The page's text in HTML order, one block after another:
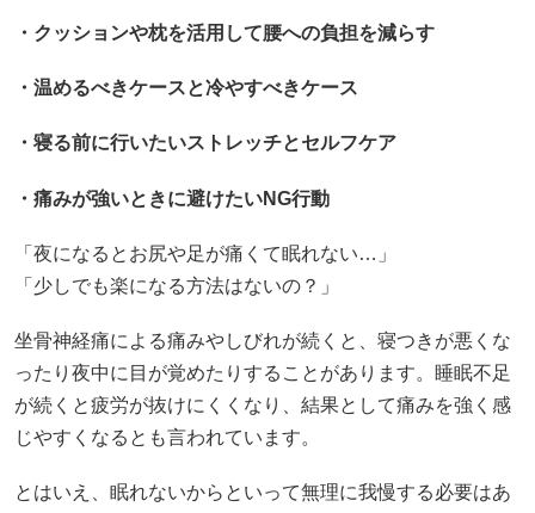
・クッションや枕を活用して腰への負担を減らす
・温めるべきケースと冷やすべきケース
・寝る前に行いたいストレッチとセルフケア
・痛みが強いときに避けたいNG行動
「夜になるとお尻や足が痛くて眠れない…」
「少しでも楽になる方法はないの？」
坐骨神経痛による痛みやしびれが続くと、寝つきが悪くな
ったり夜中に目が覚めたりすることがあります。睡眠不足
が続くと疲労が抜けにくくなり、結果として痛みを強く感
じやすくなるとも言われています。
とはいえ、眠れないからといって無理に我慢する必要はあ